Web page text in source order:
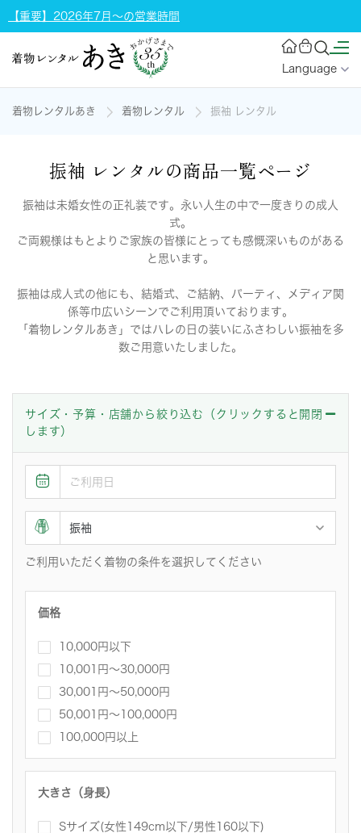
【重要】2026年7月～の営業時間
Language
着物レンタルあき 着物レンタル 振袖 レンタル
振袖 レンタルの商品一覧ページ
振袖は未婚女性の正礼装です。永い人生の中で一度きりの成人
式。
ご両親様はもとよりご家族の皆様にとっても感慨深いものがある
と思います。
振袖は成人式の他にも、結婚式、ご結納、パーティ、メディア関
係等巾広いシーンでご利用頂いております。
「着物レンタルあき」ではハレの日の装いにふさわしい振袖を多
数ご用意いたしました。
サイズ・予算・店舗から絞り込む（クリックすると開閉
します）
ご利用いただく着物の条件を選択してください
価格
10,000円以下
10,001円〜30,000円
30,001円～50,000円
50,001円～100,000円
100,000円以上
大きさ（身長）
Sサイズ(女性149cm以下/男性160以下)